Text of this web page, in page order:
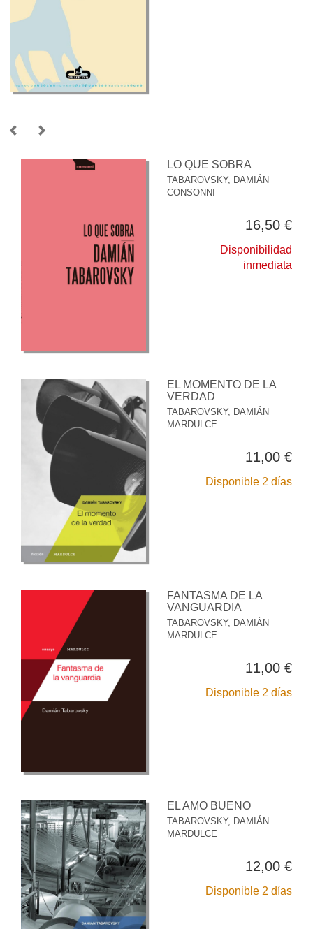
LO QUE SOBRA
TABAROVSKY, DAMIÁN
CONSONNI
16,50 €
Disponibilidad
inmediata
EL MOMENTO DE LA
VERDAD
TABAROVSKY, DAMIÁN
MARDULCE
11,00 €
Disponible 2 días
FANTASMA DE LA
VANGUARDIA
TABAROVSKY, DAMIÁN
MARDULCE
11,00 €
Disponible 2 días
EL AMO BUENO
TABAROVSKY, DAMIÁN
MARDULCE
12,00 €
Disponible 2 días